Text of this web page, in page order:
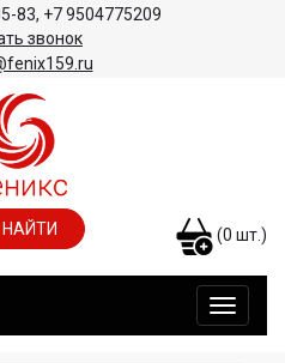
83, +7 9504775209
звонок
(0 шт.)
по